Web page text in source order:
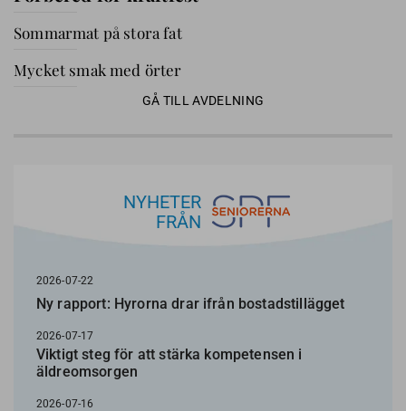
Sommarmat på stora fat
Mycket smak med örter
GÅ TILL AVDELNING
NYHETER
FRÅN
2026-07-22
Ny rapport: Hyrorna drar ifrån bostadstillägget
2026-07-17
Viktigt steg för att stärka kompetensen i
äldreomsorgen
2026-07-16